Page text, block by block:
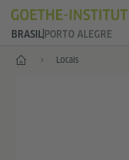
BRASIL PORTO ALEGRE
Principal Locais